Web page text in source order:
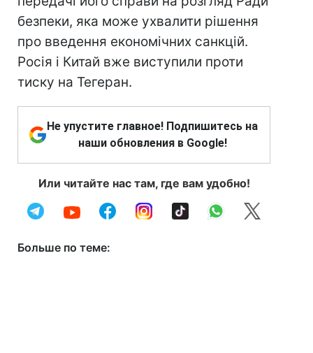
безпеки, яка може ухвалити рішення
про введення економічних санкцій.
Росія і Китай вже виступили проти
тиску на Тегеран.
Не упустите главное! Подпишитесь на
наши обновления в Google!
Или читайте нас там, где вам удобно!
Больше по теме: